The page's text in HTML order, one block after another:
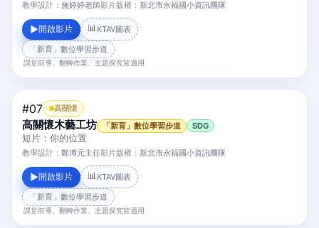
教學設計： 施婷婷老師影片版權： 新北市永福國小資訊團隊
▶開啟影片 📊 KTAV圖表
「新育」數位學習步道
課堂前導、翻轉作業、主題探究皆適用
#07 高關懷
高關懷木藝工坊 「新育」數位學習步道 SDG
短片：你的位置
教學設計： 鄭博元主任影片版權： 新北市永福國小資訊團隊
▶開啟影片 📊 KTAV圖表
「新育」數位學習步道
課堂前導、翻轉作業、主題探究皆適用